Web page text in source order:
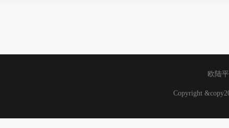
欧陆
Copyright